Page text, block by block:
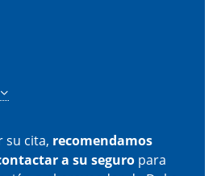
su cita, recomendamos
a su seguro para